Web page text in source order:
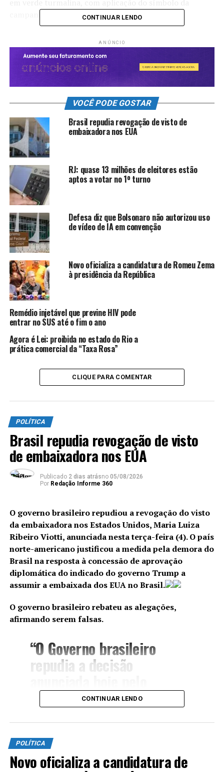
campanha ou sinalização referente ao tema.
chamar a atenção para a realidade atual da
população, com ações educativas e a importância da
prevenção primária e secundária da saúde dos pés. O
escopo é fortalecer na sociedade e tornar-se
acessível à toda população a necessidade de
realizar ações preventivas contra possíveis doenças
que venham acometer a população, sejam homens e
mulheres de todas as idades“, justificou Valdecy da
Saúde.
Por:Comunicação Social Por:Banco de Imagem
TÓPICOS RELACIONADOS:
Novo Pronto-Socorro do HFM é inaugurado e marca um
novo tempo para a saúde
NÃO PERCA
Muito tempo sem comer? Veja sintomas do jejum
CONTINUAR LENDO
ANÚNCIO
VOCÊ PODE GOSTAR
Brasil repudia revogação de visto de
embaixadora nos EUA
RJ: quase 13 milhões de eleitores estão
aptos a votar no 1º turno
Defesa diz que Bolsonaro não autorizou uso
de vídeo de IA em convenção
Novo oficializa a candidatura de Romeu Zema
à presidência da República
Remédio injetável que previne HIV pode
entrar no SUS até o fim o ano
Agora é Lei: proibida no estado do Rio a
prática comercial da “Taxa Rosa”
CLIQUE PARA COMENTAR
POLÍTICA
Brasil repudia revogação de visto
de embaixadora nos EUA
Publicado 2 dias atrásno 05/08/2026
Por Redação Informe 360
O governo brasileiro repudiou a revogação do visto
da embaixadora nos Estados Unidos, Maria Luiza
Ribeiro Viotti, anunciada nesta terça-feira (4). O país
norte-americano justificou a medida pela demora do
Brasil na resposta à concessão de aprovação
diplomática do indicado do governo Trump a
assumir a embaixada dos EUA no Brasil.
O governo brasileiro rebateu as alegações,
afirmando serem falsas.
“O Governo brasileiro
repudia a decisão
Departamento de Estado
dos EUA de alterar o visto
em Washington. As duas
justificativas apresentadas
CONTINUAR LENDO
POLÍTICA
Novo oficializa a candidatura de